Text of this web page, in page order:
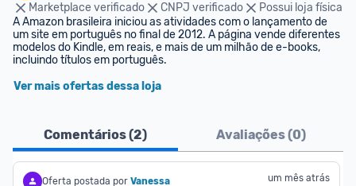
Marketplace verificado
CNPJ verificado
Possui loja física
A Amazon brasileira iniciou as atividades com o lançamento de
um site em português no final de 2012. A página vende diferentes
modelos do Kindle, em reais, e mais de um milhão de e-books,
incluindo títulos em português.
Ver mais ofertas dessa loja
Comentários (2) Avaliações (0)
Oferta postada por Vanessa um mês atrás